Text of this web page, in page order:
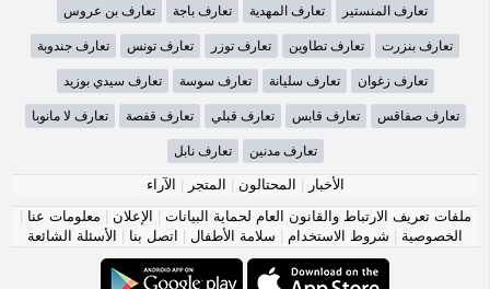
تعارف المنستير تعارف المهدية تعارف باجة تعارف بن عروس
تعارف بنزرت تعارف تطاوين تعارف توزر تعارف تونس تعارف جندوبة
تعارف زغوان تعارف سليانة تعارف سوسة تعارف سيدي بوزيد
تعارف صفاقس تعارف قابس تعارف قبلي تعارف قفصة تعارف لا مانوبا
تعارف مدنين تعارف نابل
الأخبار | المحتالون | المتجر | الآراء
ملفات تعريف الارتباط والقانون العام لحماية البيانات | الإعلان | معلومات عنا |
الخصوصية | شروط الاستخدام | سلامة الأطفال | اتصل بنا | الأسئلة الشائعة